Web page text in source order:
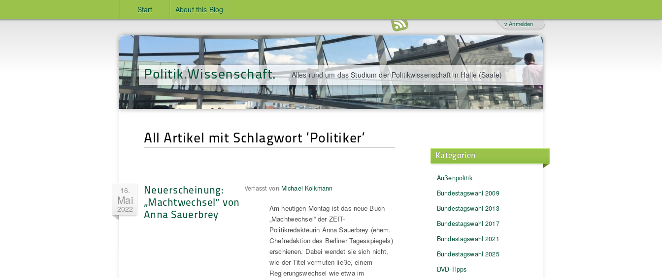
Start About this Blog
Politik.Wissenschaft. Alles rund um das Studium der Politikwissenschaft in Halle (Saale)
v Anmelden
All Artikel mit Schlagwort ‘Politiker‘
16.
Mai
2022
Neuerscheinung:
„Machtwechsel“ von
Anna Sauerbrey
Verfasst von Michael Kolkmann
Am heutigen Montag ist das neue Buch
„Machtwechsel“ der ZEIT-
Politikredakteurin Anna Sauerbrey (ehem.
Chefredaktion des Berliner Tagesspiegels)
erschienen. Dabei wendet sie sich nicht,
wie der Titel vermuten ließe, einem
Regierungswechsel wie etwa im
Kategorien
Außenpolitik
Bundestagswahl 2009
Bundestagswahl 2013
Bundestagswahl 2017
Bundestagswahl 2021
Bundestagswahl 2025
DVD-Tipps